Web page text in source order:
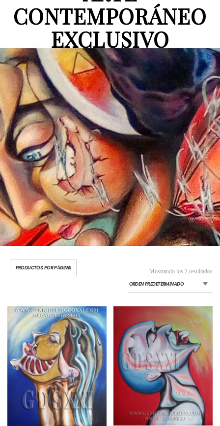
CONTEMPORÁNEO
EXCLUSIVO
Mostrando los 2 resultados